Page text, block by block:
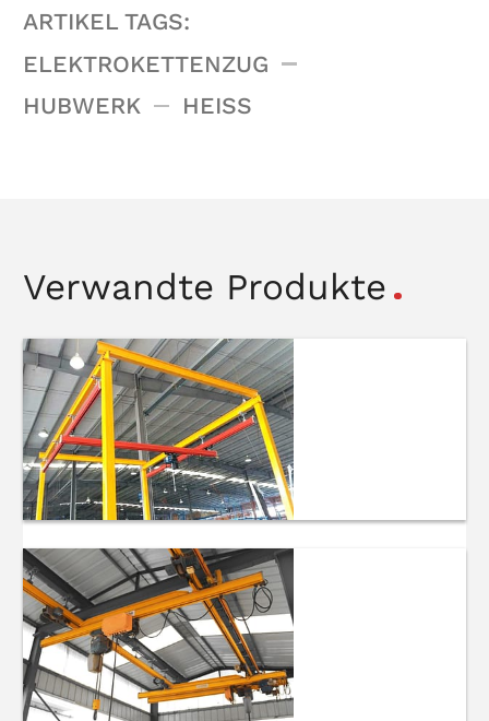
ARTIKEL TAGS:
ELEKTROKETTENZUG
HUBWERK
HEISS
Verwandte Produkte
Freistehende
Arbeitsplatzkrane